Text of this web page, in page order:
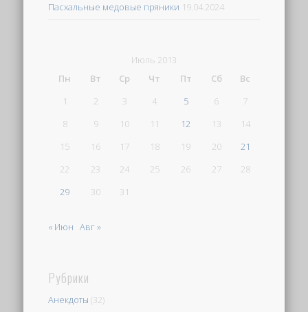
Пасхальные медовые пряники 19.04.2024
Июль 2013
Пн
Вт Ср Чт Пт Сб
Вс
1
2 3 4 5 6
7
8
9 10 11 12 13
14
15
16 17 18 19 20
21
22
23 24 25 26 27
28
29
30 31
« Июн Авг »
Рубрики
Анекдоты (32)